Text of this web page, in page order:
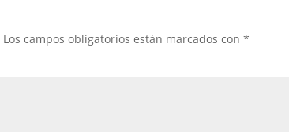
Los campos obligatorios están marcados con*